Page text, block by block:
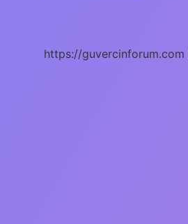
https://guvercinforum.com